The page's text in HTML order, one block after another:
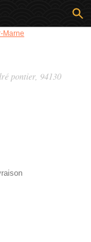
Marne
pontier, 94130